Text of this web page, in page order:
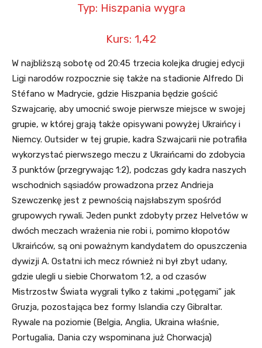
Typ: Hiszpania wygra
Kurs: 1,42
W najbliższą sobotę od 20:45 trzecia kolejka drugiej edycji
Ligi narodów rozpocznie się także na stadionie Alfredo Di
Stéfano w Madrycie, gdzie Hiszpania będzie gościć
Szwajcarię, aby umocnić swoje pierwsze miejsce w swojej
grupie, w której grają także opisywani powyżej Ukraińcy i
Niemcy. Outsider w tej grupie, kadra Szwajcarii nie potrafiła
wykorzystać pierwszego meczu z Ukraińcami do zdobycia
3 punktów (przegrywając 1:2), podczas gdy kadra naszych
wschodnich sąsiadów prowadzona przez Andrieja
Szewczenkę jest z pewnością najsłabszym spośród
grupowych rywali. Jeden punkt zdobyty przez Helvetów w
dwóch meczach wrażenia nie robi i, pomimo kłopotów
Ukraińców, są oni poważnym kandydatem do opuszczenia
dywizji A. Ostatni ich mecz również ni był zbyt udany,
gdzie ulegli u siebie Chorwatom 1:2, a od czasów
Mistrzostw Świata wygrali tylko z takimi „potęgami” jak
Gruzja, pozostająca bez formy Islandia czy Gibraltar.
Rywale na poziomie (Belgia, Anglia, Ukraina właśnie,
Portugalia, Dania czy wspominana już Chorwacja)